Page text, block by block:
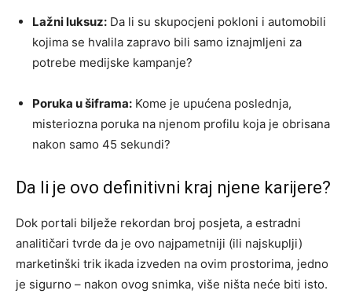
Lažni luksuz: Da li su skupocjeni pokloni i automobili
kojima se hvalila zapravo bili samo iznajmljeni za
potrebe medijske kampanje?
Poruka u šiframa: Kome je upućena poslednja,
misteriozna poruka na njenom profilu koja je obrisana
nakon samo 45 sekundi?
Da li je ovo definitivni kraj njene karijere?
Dok portali bilježe rekordan broj posjeta, a estradni
analitičari tvrde da je ovo najpametniji (ili najskuplji)
marketinški trik ikada izveden na ovim prostorima, jedno
je sigurno – nakon ovog snimka, više ništa neće biti isto.